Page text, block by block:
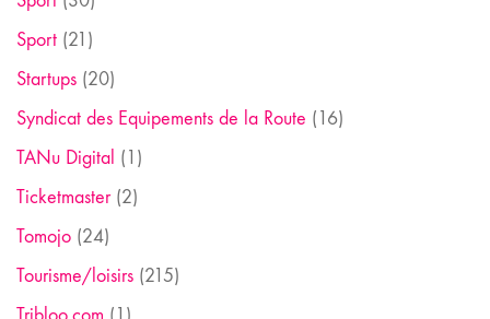
Sport (21)
Startups (20)
Syndicat des Equipements de la Route (16)
TANu Digital (1)
Ticketmaster(2)
Tomojo (24)
Tourisme/loisirs (215)